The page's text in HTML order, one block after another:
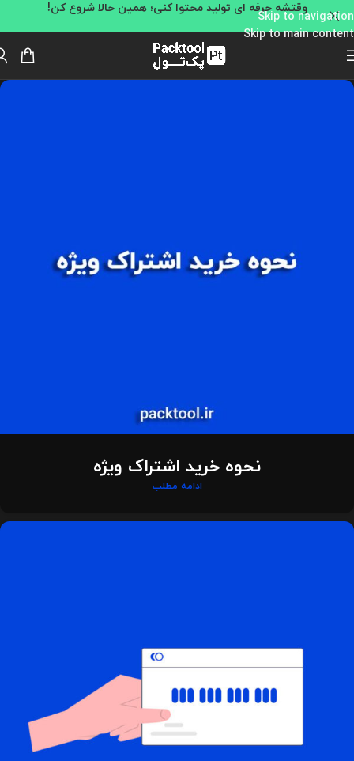
Skip to navigation
Skip to main content
وقتشه حرفه ای تولید محتوا کنی؛ همین حالا شروع کن!
نحوه خرید اشتراک ویژه
ادامه مطلب